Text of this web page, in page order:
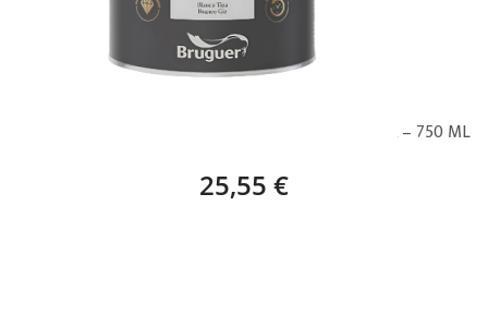
BRUGUER PINTURA MUEBLES COCINA BLANCO TIZA – 750 ML
25,55 €